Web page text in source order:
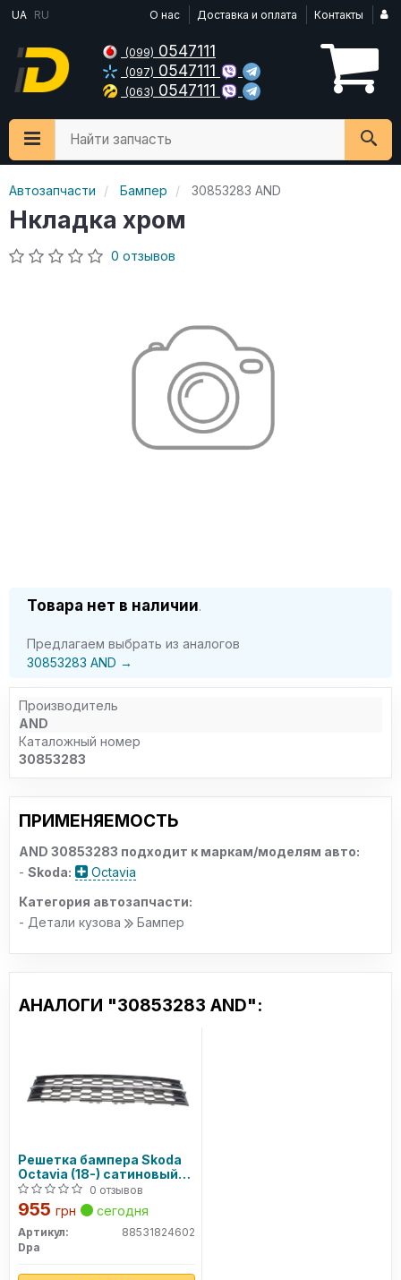
UA RU О нас Доставка и оплата Контакты
(099) 0547111
(097) 0547111
(063) 0547111
Найти запчасть
Автозапчасти Бампер 30853283 AND
Нкладка хром
0 отзывов
Товара нет в наличии.
Предлагаем выбрать из аналогов
30853283 AND →
Производитель
AND
Каталожный номер
30853283
ПРИМЕНЯЕМОСТЬ
AND 30853283 подходит к маркам/моделям авто:
- Skoda:
Octavia
Категория автозапчасти:
- Детали кузова
Бампер
АНАЛОГИ "30853283 AND":
Решетка бампера Skoda
Octavia (18-) сатиновый
черный с декоративной
планкой (885
0 отзывов
955 грн сегодня
Артикул:
88531824602
Dpa